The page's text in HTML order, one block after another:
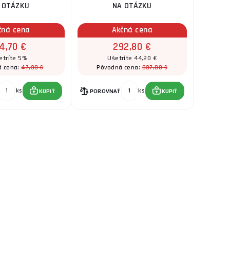
cena
€
5%
cena:47,30 €
ks KÚPIŤ
NA OTÁZKU
Akčná cena
292,80 €
Ušetríte 44,20 €
Pôvodná cena:337,00 €
POROVNAŤ ks KÚPIŤ